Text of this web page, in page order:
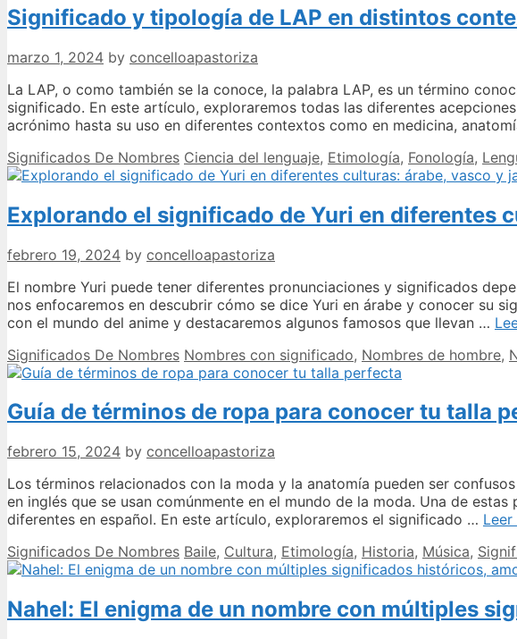
Significado y tipología de LAP en distintos
marzo 1, 2024 by concelloapastoriza
La LAP, o como también se la conoce, la palabra LAP, es un término
significado. En este artículo, exploraremos todas las diferentes
acrónimo hasta su uso en diferentes contextos como en medicina,
Categories
Significados De Nombres Tags
Ciencia del lenguaje, Etimología, Fonología,
Explorando el significado de Yuri en diferentes
febrero 19, 2024 by concelloapastoriza
El nombre Yuri puede tener diferentes pronunciaciones y significados
nos enfocaremos en descubrir cómo se dice Yuri en árabe y conocer su
con el mundo del anime y destacaremos algunos famosos que llevan …
Categories
Significados De Nombres Tags
Nombres con significado, Nombres de hombre,
Guía de términos de ropa para conocer tu talla
febrero 15, 2024 by concelloapastoriza
Los términos relacionados con la moda y la anatomía pueden ser
en inglés que se usan comúnmente en el mundo de la moda. Una de
diferentes en español. En este artículo, exploraremos el significado … Leer
Categories
Significados De Nombres Tags
Baile, Cultura, Etimología, Historia, Música,
Nahel: El enigma de un nombre con múltiples